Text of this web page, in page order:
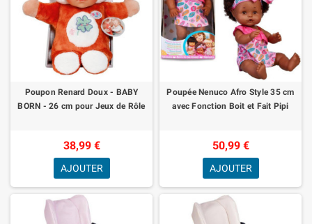
Poupon Renard Doux - BABY
BORN - 26 cm pour Jeux de Rôle
38,99 €
AJOUTER
Poupée Nenuco Afro Style 35 cm
avec Fonction Boit et Fait Pipi
50,99 €
AJOUTER